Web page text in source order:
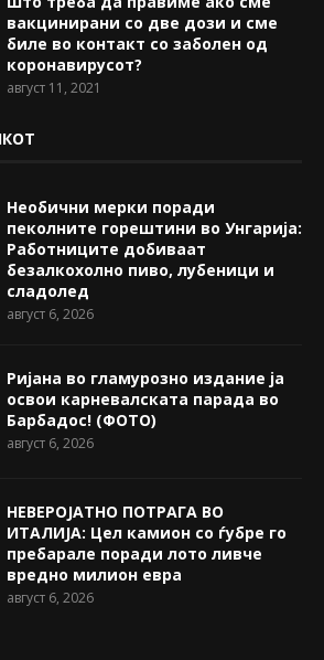
вакцинирани со две дози и сме
биле во контакт со заболен од
коронавирусот?
август 11, 2021
Необични мерки поради
пеколните горештини во Унгарија:
Работниците добиваат
безалкохолно пиво, лубеници и
сладолед
август 6, 2026
Ријана во гламурозно издание ја
освои карневалската парада во
Барбадос! (ФОТО)
август 6, 2026
НЕВЕРОЈАТНО ПОТРАГА ВО
ИТАЛИЈА: Цел камион со ѓубре го
пребарале поради лото ливче
вредно милион евра
август 6, 2026